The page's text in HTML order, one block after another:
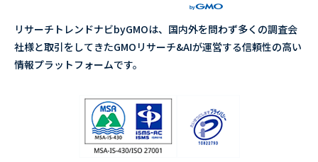
リサーチトレンドナビbyGMOは、国内外を問わず多くの調査会
社様と取引をしてきたGMOリサーチ&AIが運営する信頼性の高い
情報プラットフォームです。